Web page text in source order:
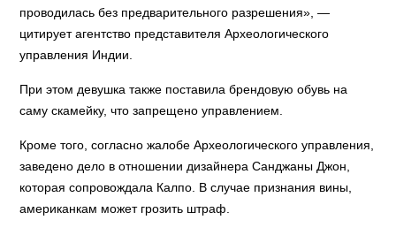
проводилась без предварительного разрешения», —
цитирует агентство представителя Археологического
управления Индии.
При этом девушка также поставила брендовую обувь на
саму скамейку, что запрещено управлением.
Кроме того, согласно жалобе Археологического управления,
заведено дело в отношении дизайнера Санджаны Джон,
которая сопровождала Калпо. В случае признания вины,
американкам может грозить штраф.